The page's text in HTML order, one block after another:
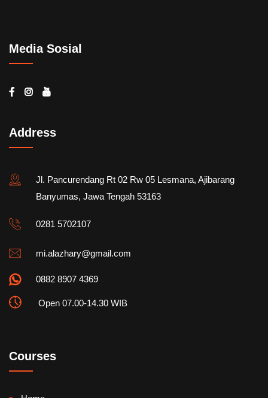
Media Sosial
Address
Jl. Pancurendang Rt 02 Rw 05 Lesmana, Ajibarang
Banyumas, Jawa Tengah 53163
0281 5702107
mi.alazhary@gmail.com
0882 8907 4369
Open 07.00-14.30 WIB
Courses